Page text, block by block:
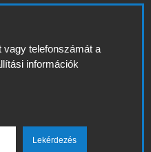
vagy telefonszámát a
információk